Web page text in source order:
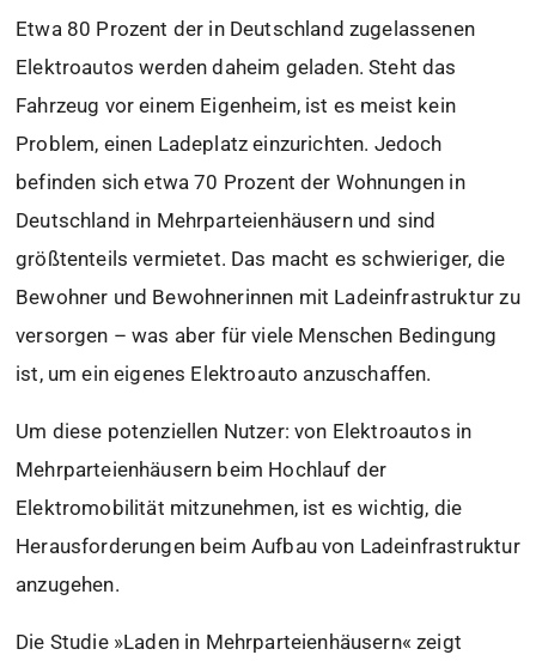
Etwa 80 Prozent der in Deutschland zugelassenen
Elektroautos werden daheim geladen. Steht das
Fahrzeug vor einem Eigenheim, ist es meist kein
Problem, einen Ladeplatz einzurichten. Jedoch
befinden sich etwa 70 Prozent der Wohnungen in
Deutschland in Mehrparteienhäusern und sind
größtenteils vermietet. Das macht es schwieriger, die
Bewohner und Bewohnerinnen mit Ladeinfrastruktur zu
versorgen – was aber für viele Menschen Bedingung
ist, um ein eigenes Elektroauto anzuschaffen.
Um diese potenziellen Nutzer: von Elektroautos in
Mehrparteienhäusern beim Hochlauf der
Elektromobilität mitzunehmen, ist es wichtig, die
Herausforderungen beim Aufbau von Ladeinfrastruktur
anzugehen.
Die Studie »Laden in Mehrparteienhäusern« zeigt